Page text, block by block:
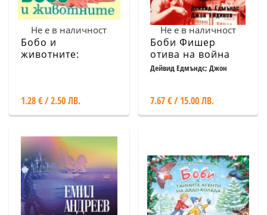
Не е в наличност
Бобо и
животните:
1.28 € / 2.50 ЛВ.
Не е в наличност
Боби Фишер
отива на война
Дейвид Едмъндс; Джон
7.67 € / 15.00 ЛВ.